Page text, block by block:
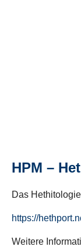
HPM –
Das
https://
Weitere